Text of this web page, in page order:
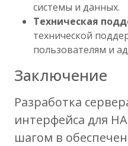
системы и данных.
Техническая
технической
пользователям и
Заключение
Разработка
интерфейса для
шагом в